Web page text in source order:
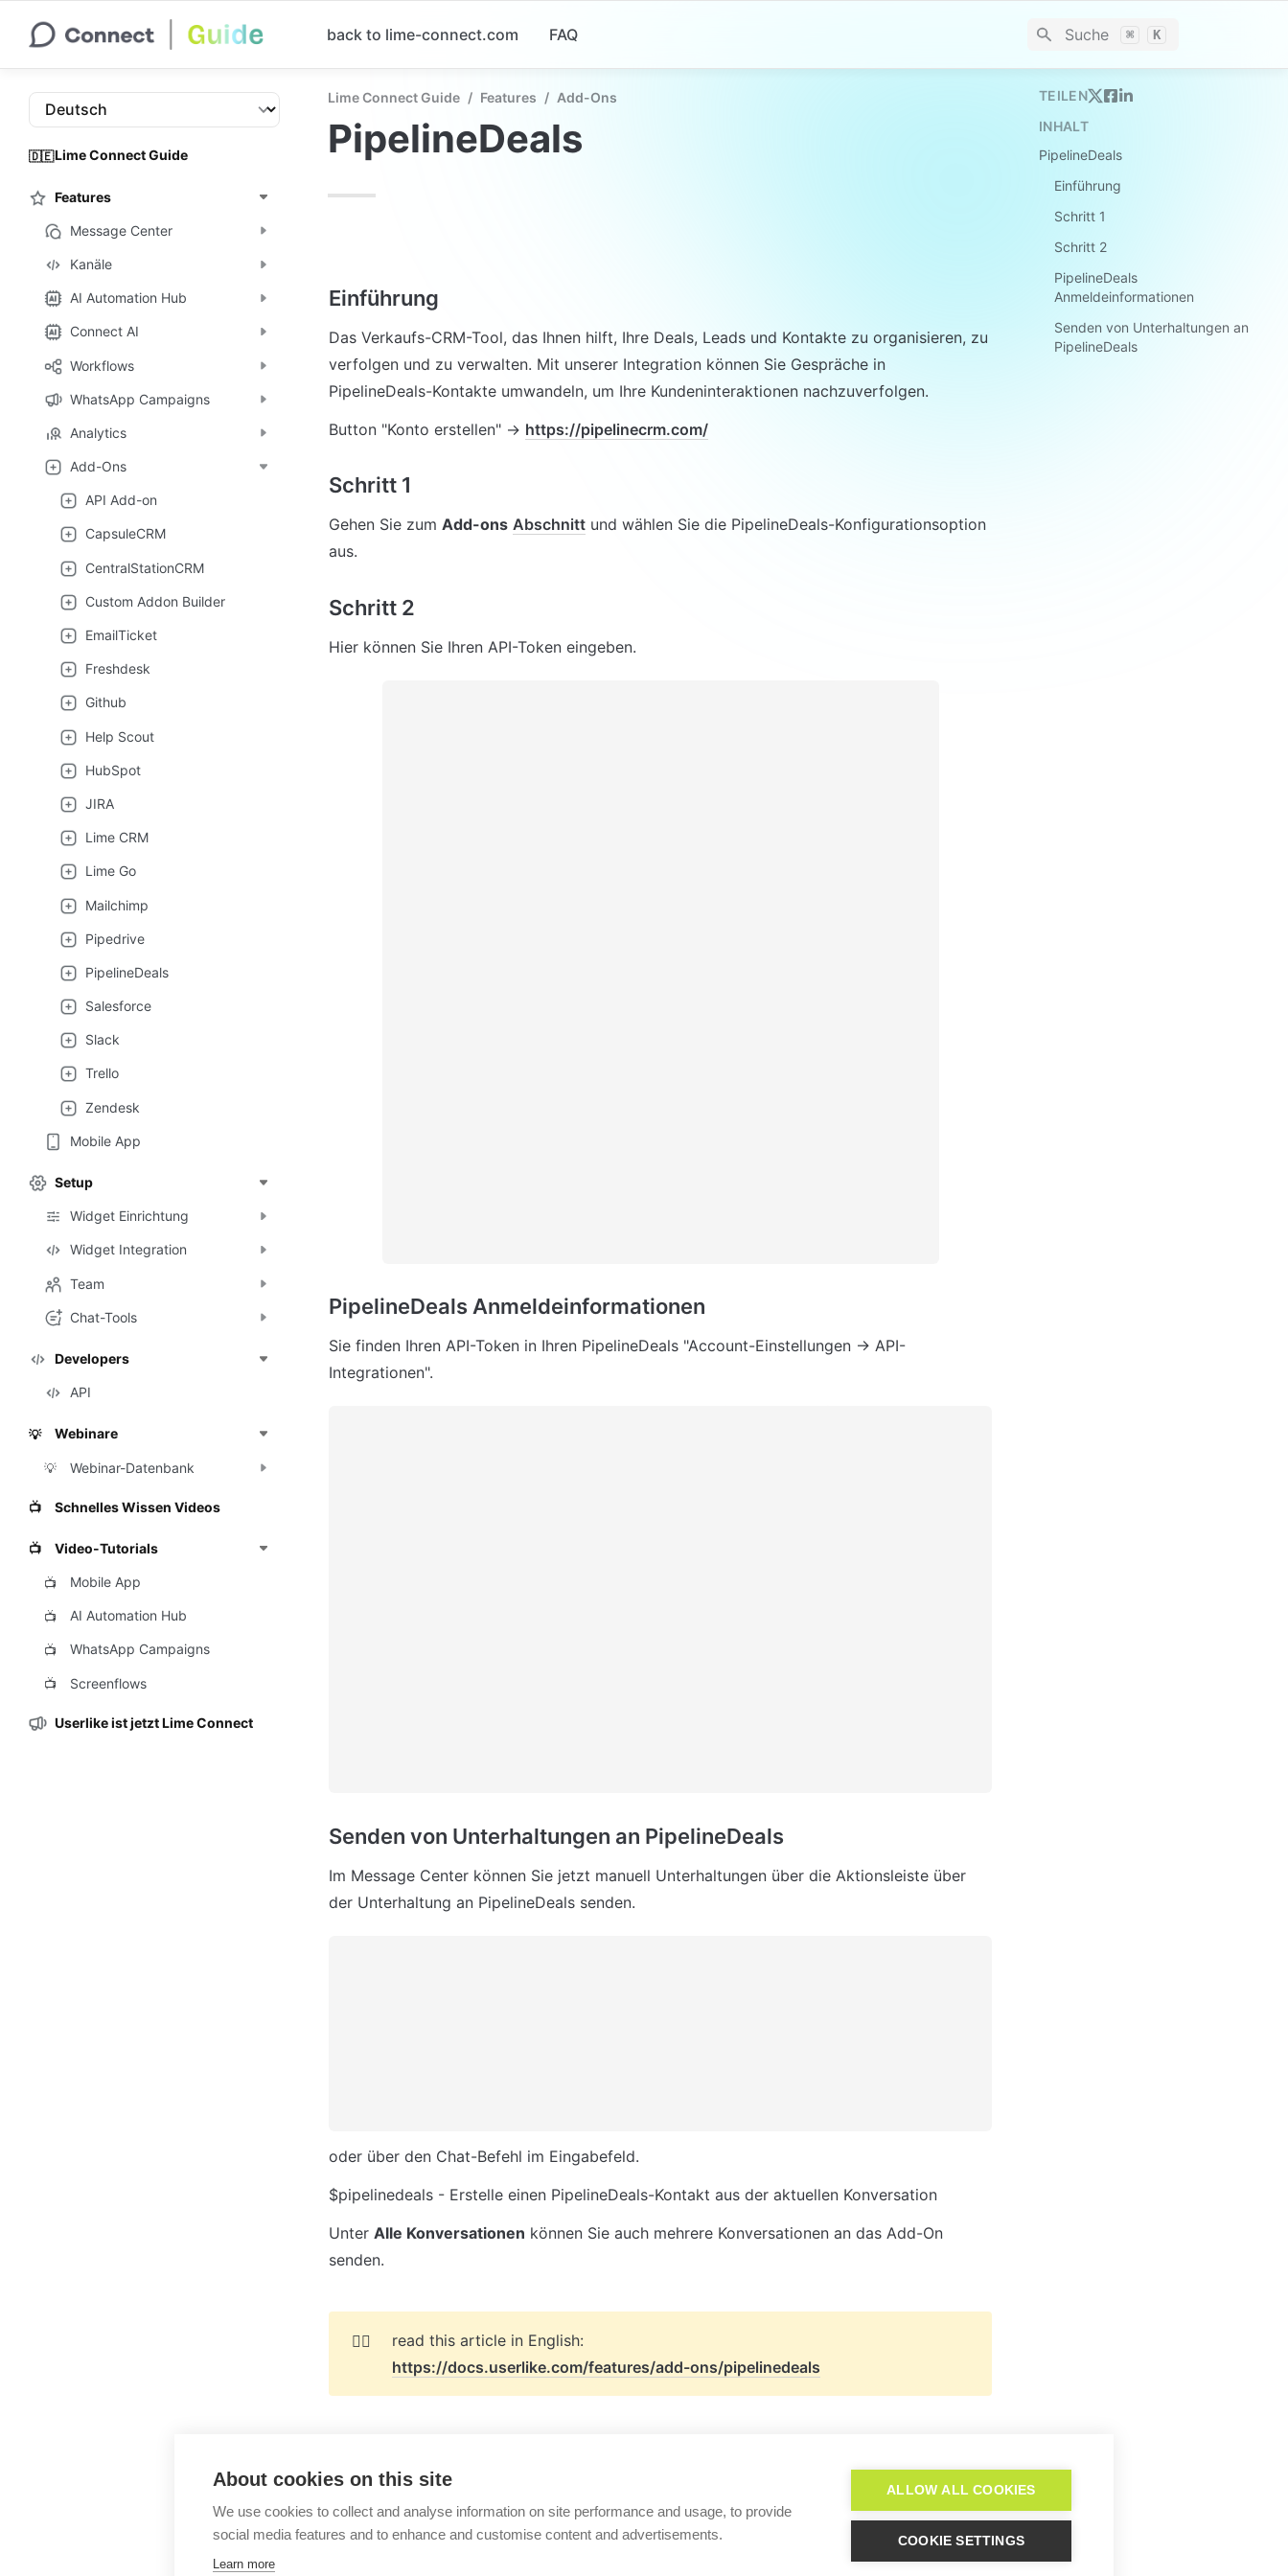
back to lime-connect.com FAQ Suche ⌘ K
🇩🇪Lime Connect Guide
Features
Message Center
Kanäle
AI Automation Hub
Connect AI
Workflows
WhatsApp Campaigns
Analytics
Add-Ons
API Add-on
CapsuleCRM
CentralStationCRM
Custom Addon Builder
EmailTicket
Freshdesk
Github
Help Scout
HubSpot
JIRA
Lime CRM
Lime Go
Mailchimp
Pipedrive
PipelineDeals
Salesforce
Slack
Trello
Zendesk
Mobile App
Setup
Widget Einrichtung
Widget Integration
Team
Chat-Tools
Developers
API
💡 Webinare
💡 Webinar-Datenbank
📺 Schnelles Wissen Videos
📺 Video-Tutorials
📺 Mobile App
📺 AI Automation Hub
📺 WhatsApp Campaigns
📺 Screenflows
Userlike ist jetzt Lime Connect
Lime Connect Guide / Features / Add-Ons
PipelineDeals
Einführung
Das Verkaufs-CRM-Tool, das Ihnen hilft, Ihre Deals, Leads und Kontakte zu organisieren, zu
verfolgen und zu verwalten. Mit unserer Integration können Sie Gespräche in
PipelineDeals-Kontakte umwandeln, um Ihre Kundeninteraktionen nachzuverfolgen.
Button "Konto erstellen" → https://pipelinecrm.com/
Schritt 1
Gehen Sie zum Add-ons Abschnitt und wählen Sie die PipelineDeals-Konfigurationsoption
aus.
Schritt 2
Hier können Sie Ihren API-Token eingeben.
PipelineDeals Anmeldeinformationen
Sie finden Ihren API-Token in Ihren PipelineDeals "Account-Einstellungen → API-
Integrationen".
Senden von Unterhaltungen an PipelineDeals
Im Message Center können Sie jetzt manuell Unterhaltungen über die Aktionsleiste über
der Unterhaltung an PipelineDeals senden.
oder über den Chat-Befehl im Eingabefeld.
$pipelinedeals - Erstelle einen PipelineDeals-Kontakt aus der aktuellen Konversation
Unter Alle Konversationen können Sie auch mehrere Konversationen an das Add-On
senden.
👉🏻
https://docs.userlike.com/features/add-ons/pipelinedeals
Pipedrive Salesforce
TEILEN
INHALT
PipelineDeals
Einführung
Schritt 1
Schritt 2
PipelineDeals
Anmeldeinformationen
Senden von Unterhaltungen an
PipelineDeals
About cookies on this site
We use cookies to collect and analyse information on site performance and usage, to provide
social media features and to enhance and customise content and advertisements.
Learn more
ALLOW ALL COOKIES
COOKIE SETTINGS